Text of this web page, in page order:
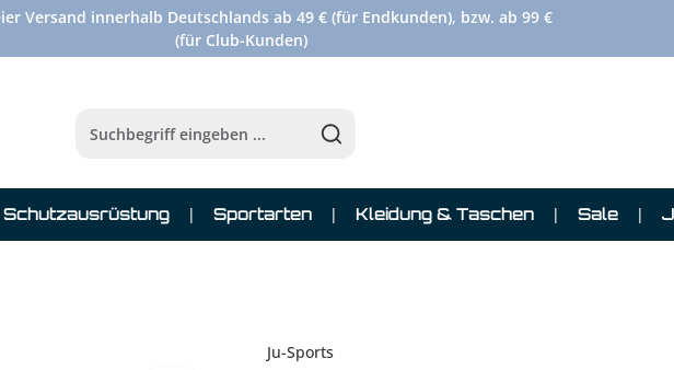
Versand innerhalb Deutschlands ab 49 € (für Endkunden), bzw. ab 99 €
(für Club-Kunden)
Schutzausrüstung Sportarten Kleidung & Taschen Sale
Ju-Sports